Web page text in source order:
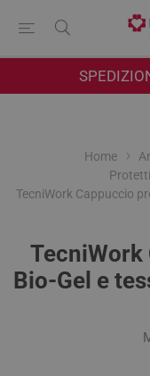
Home
TecniWork Cappuccio
Bio-Gel e